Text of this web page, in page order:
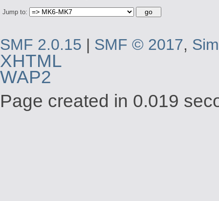
Jump to:
SMF 2.0.15 | SMF © 2017,
XHTML
WAP2
Page created in 0.019